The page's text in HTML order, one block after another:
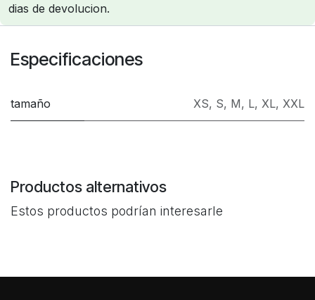
dias de devolucion.
Especificaciones
tamaño XS, S, M, L, XL, XXL
Productos alternativos
Estos productos podrían interesarle